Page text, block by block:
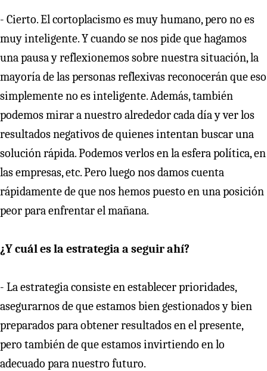
- Cierto. El cortoplacismo es muy humano, pero no es
muy inteligente. Y cuando se nos pide que hagamos
una pausa y reflexionemos sobre nuestra situación, la
mayoría de las personas reflexivas reconocerán que eso
simplemente no es inteligente. Además, también
podemos mirar a nuestro alrededor cada día y ver los
resultados negativos de quienes intentan buscar una
solución rápida. Podemos verlos en la esfera política, en
las empresas, etc. Pero luego nos damos cuenta
rápidamente de que nos hemos puesto en una posición
peor para enfrentar el mañana.
¿Y cuál es la estrategia a seguir ahí?
- La estrategia consiste en establecer prioridades,
asegurarnos de que estamos bien gestionados y bien
preparados para obtener resultados en el presente,
pero también de que estamos invirtiendo en lo
adecuado para nuestro futuro.